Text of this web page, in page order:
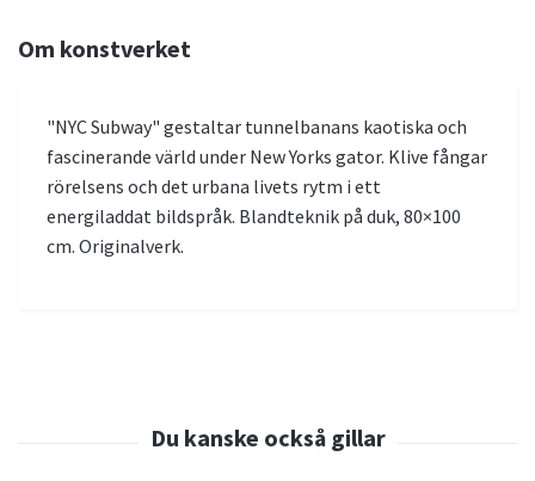
Om konstverket
"NYC Subway" gestaltar tunnelbanans kaotiska och
fascinerande värld under New Yorks gator. Klive fångar
rörelsens och det urbana livets rytm i ett
energiladdat bildspråk. Blandteknik på duk, 80×100
cm. Originalverk.